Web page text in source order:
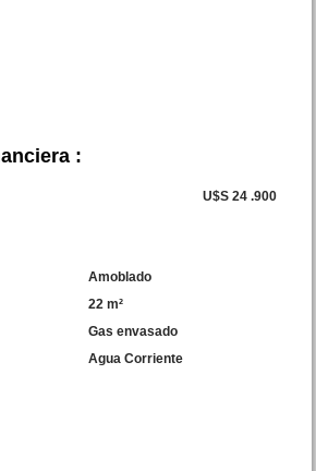
calle 18 y Gutierrez San
:
U$S 24 .900
Amoblado
22 m²
Gas envasado
Agua Corriente